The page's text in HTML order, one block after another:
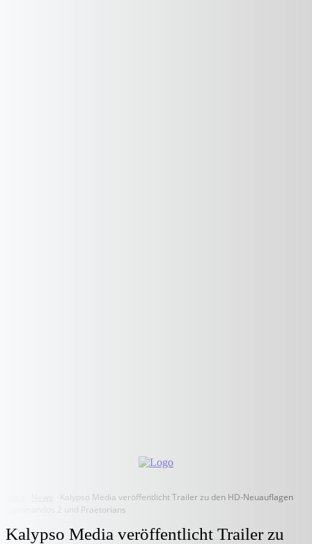
Kalypso Media veröffentlicht Trailer zu den HD-Neuauflagen
Commandos 2 und Praetorians
Kalypso Media veröffentlicht Trailer zu